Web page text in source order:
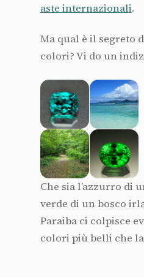
aste internazionali.
Ma qual è il segreto
colori? Vi do un
Che sia l’azzurro di
verde di un bosco
Paraiba ci colpisce
colori più belli che